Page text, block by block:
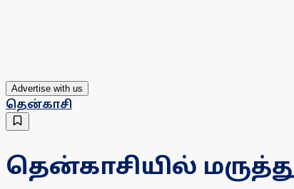
Advertise with us
தென்காசி
தென்காசியில்